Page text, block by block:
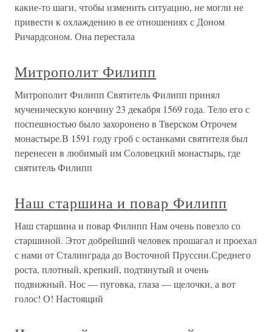
какие-то шаги, чтобы изменить ситуацию, не могли не
привести к охлаждению в ее отношениях с Доном
Ричардсоном. Она перестала
Митрополит Филипп
Митрополит Филипп Святитель Филипп принял
мученическую кончину 23 декабря 1569 года. Тело его с
поспешностью было захоронено в Тверском Отрочем
монастыре.В 1591 году гроб с останками святителя был
перенесен в любимый им Соловецкий монастырь, где
святитель Филипп
Наш старшина и повар Филипп
Наш старшина и повар Филипп Нам очень повезло со
старшиной. Этот добрейший человек прошагал и проехал
с нами от Сталинграда до Восточной Пруссии.Среднего
роста, плотный, крепкий, подтянутый и очень
подвижный. Нос — пуговка, глаза — щелочки, а вот
голос! О! Настоящий